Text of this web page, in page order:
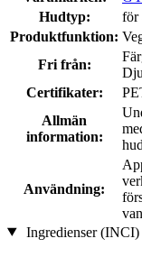
Hudtyp:
för
Produktfunktion:
Fri från:
Certifikater:
Allmän
information:
hud
Användning:
Ingredienser (INCI)